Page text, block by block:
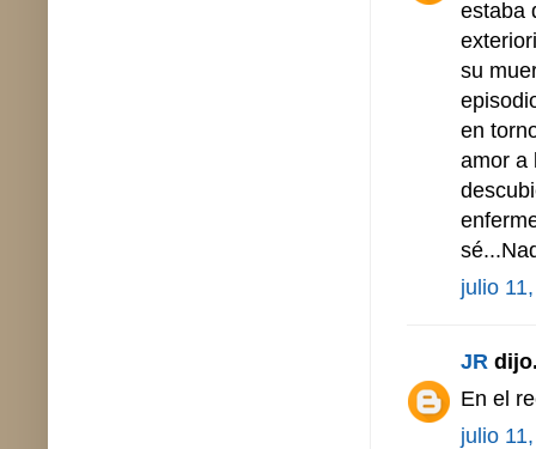
estaba
su
en
amor a
julio
JR
En el
julio